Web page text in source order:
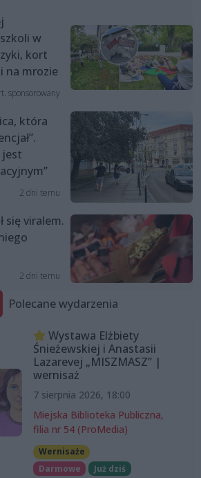
w
kort
na mrozie
sponsorowany
która
jest
2 dni temu
się viralem.
2 dni temu
Polecane wydarzenia
Wystawa Elżbiety
Śnieżewskiej i Anastasii
Lazarevej „MISZMASZ” |
wernisaż
7 sierpnia 2026, 18:00
Miejska Biblioteka Publiczna,
filia nr 54 (ProMedia)
Wernisaże
Darmowe
Już dziś